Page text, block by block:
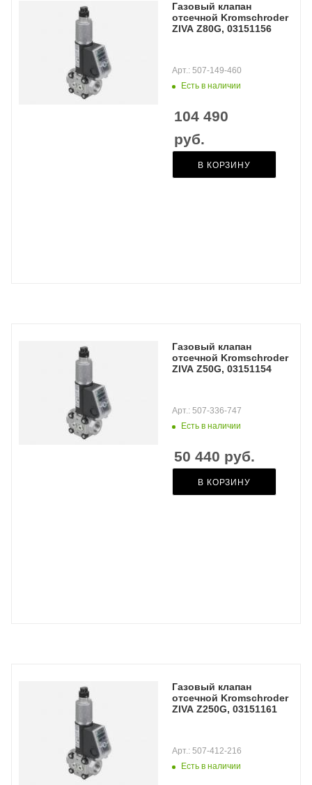
Газовый клапан
отсечной Kromschroder
ZIVA Z80G, 03151156
Есть в наличии
Арт.: 507-149-460
104 490
руб.
В КОРЗИНУ
Газовый клапан
отсечной Kromschroder
ZIVA Z50G, 03151154
Есть в наличии
Арт.: 507-336-747
50 440 руб.
В КОРЗИНУ
Газовый клапан
отсечной Kromschroder
ZIVA Z250G, 03151161
Есть в наличии
Арт.: 507-412-216